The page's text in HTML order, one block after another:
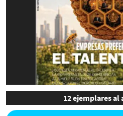
12 ejemplares al